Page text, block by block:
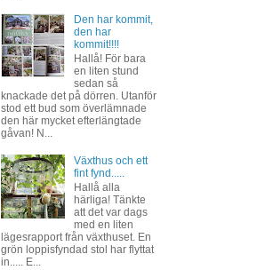
Den har kommit,
den har
kommit!!!!
Hallå! För bara
en liten stund
sedan så
knackade det på dörren. Utanför
stod ett bud som överlämnade
den här mycket efterlängtade
gåvan! N...
Växthus och ett
fint fynd.....
Hallå alla
härliga! Tänkte
att det var dags
med en liten
lägesrapport från växthuset. En
grön loppisfyndad stol har flyttat
in..... E...